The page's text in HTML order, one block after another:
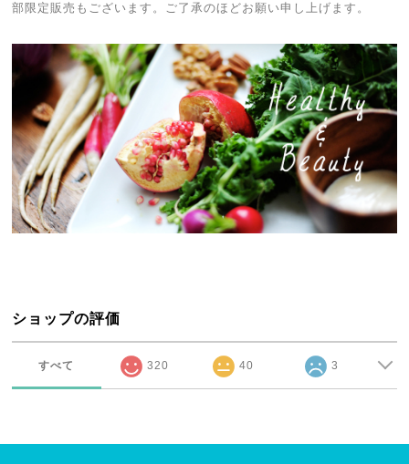
部限定販売もございます。ご了承のほどお願い申し上げます。
ショップの評価
すべて 320 40 3